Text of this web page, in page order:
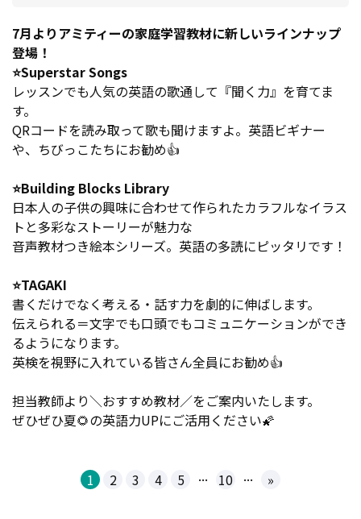
7月よりアミティーの家庭学習教材に新しいラインナップ
登場！
⭐Superstar Songs
レッスンでも人気の英語の歌通して『聞く力』を育てま
す。
QRコードを読み取って歌も聞けますよ。英語ビギナー
や、ちびっこたちにお勧め👍
⭐Building Blocks Library
日本人の子供の興味に合わせて作られたカラフルなイラス
トと多彩なストーリーが魅力な
音声教材つき絵本シリーズ。英語の多読にピッタリです！
⭐TAGAKI
書くだけでなく考える・話す力を劇的に伸ばします。
伝えられる＝文字でも口頭でもコミュニケーションができ
るようになります。
英検を視野に入れている皆さん全員にお勧め👍
担当教師より＼おすすめ教材／をご案内いたします。
ぜひぜひ夏🌻の英語力UPにご活用ください🌠
1 2 3 4 5 ... 10 ... »